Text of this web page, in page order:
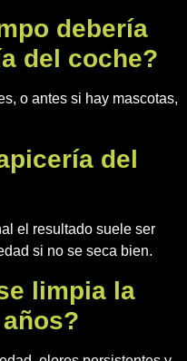
debería
del coche?
o antes si hay mascotas,
del
el resultado suele ser
si no se seca bien.
limpia la